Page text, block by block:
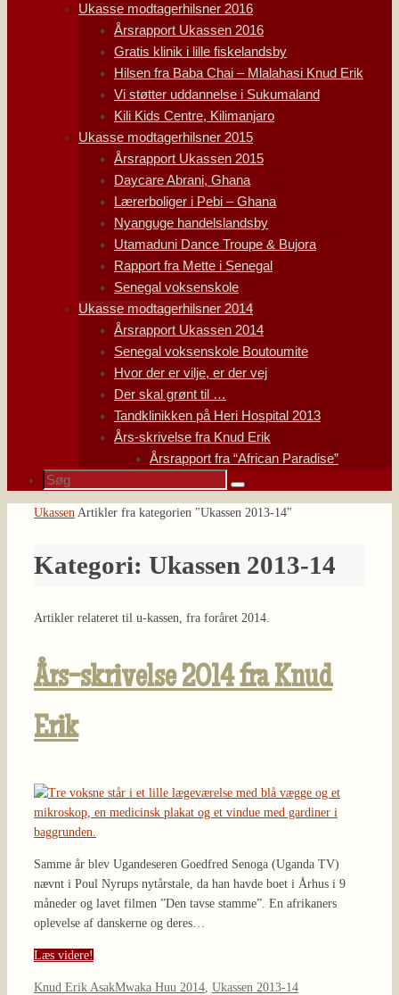
Ukasse modtagerhilsner 2016
Årsrapport Ukassen 2016
Gratis klinik i lille fiskelandsby
Hilsen fra Baba Chai – Mlalahasi Knud Erik
Vi støtter uddannelse i Sukumaland
Kili Kids Centre, Kilimanjaro
Ukasse modtagerhilsner 2015
Årsrapport Ukassen 2015
Daycare Abrani, Ghana
Lærerboliger i Pebi – Ghana
Nyanguge handelslandsby
Utamaduni Dance Troupe & Bujora
Rapport fra Mette i Senegal
Senegal voksenskole
Ukasse modtagerhilsner 2014
Årsrapport Ukassen 2014
Senegal voksenskole Boutoumite
Hvor der er vilje, er der vej
Der skal grønt til …
Tandklinikken på Heri Hospital 2013
Års-skrivelse fra Knud Erik
Årsrapport fra “African Paradise”
Søg
Søg
Home
Ukassen Artikler fra kategorien "Ukassen 2013-14"
Kategori: Ukassen 2013-14
Artikler relateret til u-kassen, fra foråret 2014.
Års-skrivelse 2014 fra Knud
Erik
Samme år blev Ugandeseren Goedfred Senoga (Uganda TV)
nævnt i Poul Nyrups nytårstale, da han havde boet i Århus i 9
måneder og lavet filmen ”Den tavse stamme”. En afrikaners
oplevelse af danskerne og deres…
Læs videre!
Knud Erik AsakMwaka Huu 2014 Ukassen 2013-14